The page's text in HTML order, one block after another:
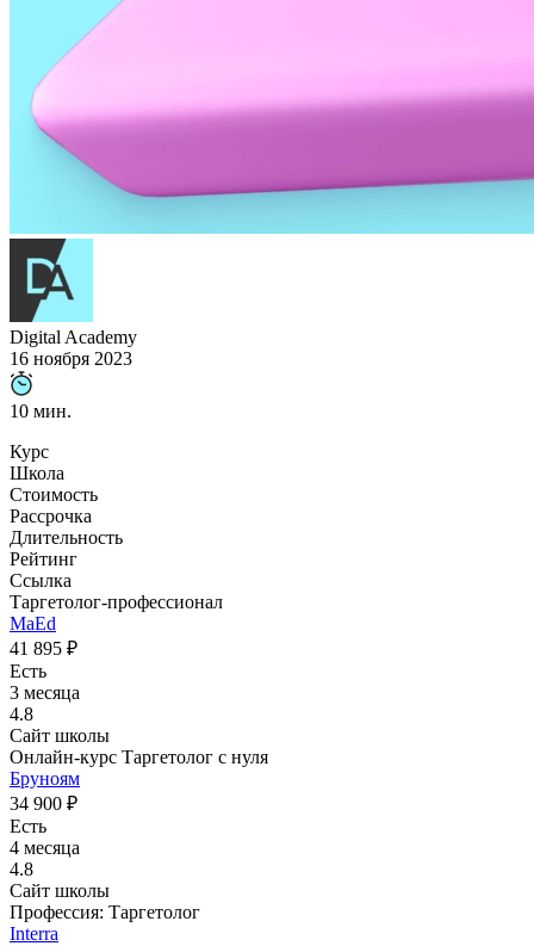
Digital Academy
16 ноября 2023
10 мин.
Курс
Школа
Стоимость
Рассрочка
Длительность
Рейтинг
Ссылка
Таргетолог-профессионал
MaEd
41 895 ₽
Есть
3 месяца
4.8
Сайт школы
Онлайн-курс Таргетолог с нуля
Бруноям
34 900 ₽
Есть
4 месяца
4.8
Сайт школы
Профессия: Таргетолог
Interra